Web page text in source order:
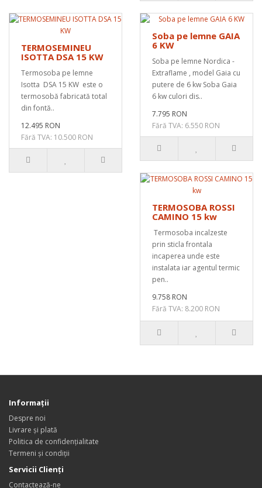
TERMOSEMINEU
ISOTTA DSA 15 KW
Termosoba pe lemne
Isotta DSA 15 KW este o
termosobă fabricată total
din fontă..
12.495 RON
Fără TVA: 10.500 RON
Soba pe lemne GAIA
6 KW
Soba pe lemne Nordica -
Extraflame , model Gaia cu
putere de 6 kw Soba Gaia
6 kw culori dis..
7.795 RON
Fără TVA: 6.550 RON
TERMOSOBA ROSSI
CAMINO 15 kw
Termosoba incalzeste
prin sticla frontala
incaperea unde este
instalata iar agentul termic
pen..
9.758 RON
Fără TVA: 8.200 RON
Informaţii
Despre noi
Livrare și plată
Politica de confidențialitate
Termeni și condiții
Servicii Clienţi
Contactează-ne